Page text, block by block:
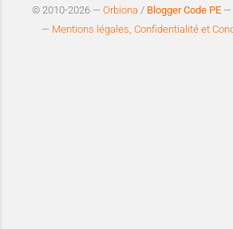
© 2010-2026 — Orbiona / Blogger Code PE —
— Mentions légales, Confidentialité et